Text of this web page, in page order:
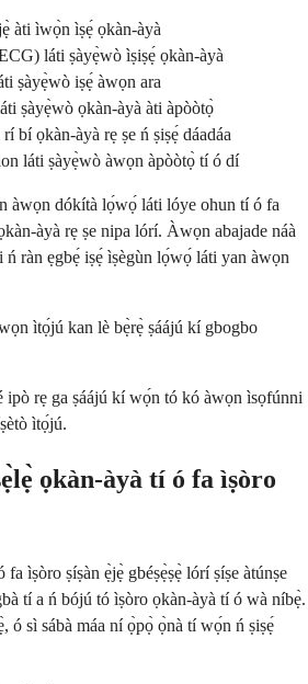
àti ìwọ̀n ìṣẹ́ ọkàn-àyà
láti ṣàyẹ̀wò ìṣiṣẹ́ ọkàn-àyà
ṣàyẹ̀wò iṣẹ́ àwọn ara
ṣàyẹ̀wò ọkàn-àyà àti àpòòtọ̀
bí ọkàn-àyà rẹ ṣe ń ṣiṣẹ́ dáadáa
láti ṣàyẹ̀wò àwọn àpòòtọ̀ tí ó dí
àwọn dókítà lọ́wọ́ láti lóye ohun tí ó fa
àyà rẹ ṣe nipa lórí. Àwọn abajade náà
ràn ẹgbẹ́ iṣẹ́ ìṣègùn lọ́wọ́ láti yan àwọn
ìtọ́jú kan lè bẹ̀rẹ̀ ṣáájú kí gbogbo
ipò rẹ ga ṣáájú kí wọ́n tó kó àwọn ìsọfúnni
ìtọ́jú.
ọkàn-àyà tí ó fa ìṣòro
ìṣòro ṣíṣàn ẹ̀jẹ̀ gbéṣẹ̀ṣẹ̀ lórí ṣíṣe àtúnṣe
tí a ń bójú tó ìṣòro ọkàn-àyà tí ó wà níbẹ̀.
ó sì sábà máa ní ọ̀pọ̀ ọ̀nà tí wọ́n ń ṣiṣẹ́